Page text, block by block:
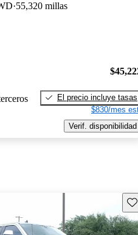
55,320 millas
El precio incluye tasas
$830/mes
Verif. disponibilidad